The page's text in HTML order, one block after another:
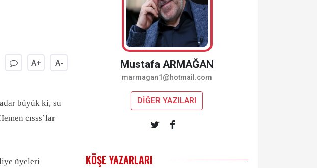
A+ A-
büyük ki, su
cısss’lar
üyeleri
Mustafa ARMAĞAN
marmagan1@hotmail.com
DİĞER YAZILARI
KÖŞE YAZARLARI